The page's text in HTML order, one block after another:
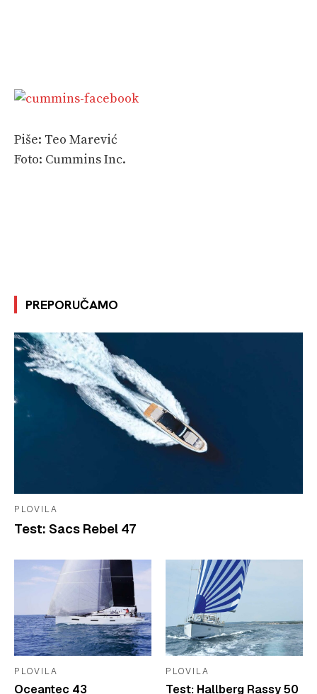
Piše: Teo Marević
Foto: Cummins Inc.
PREPORUČAMO
PLOVILA
Test: Sacs Rebel 47
PLOVILA
Oceantec 43
PLOVILA
Test: Hallberg Rassy 50